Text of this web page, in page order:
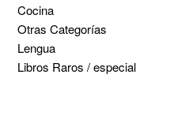
Cocina
Otras Categorías
Lengua
Libros Raros / especial